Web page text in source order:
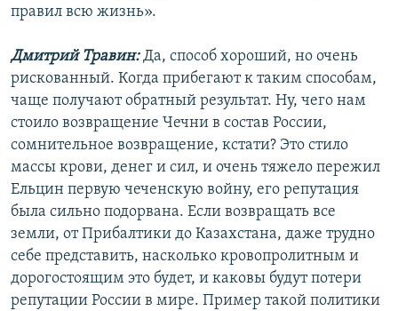
правил всю жизнь».
Дмитрий Травин:Да, способ хороший, но очень
рискованный. Когда прибегают к таким способам,
чаще получают обратный результат. Ну, чего нам
стоило возвращение Чечни в состав России,
сомнительное возвращение, кстати? Это стило
массы крови, денег и сил, и очень тяжело пережил
Ельцин первую чеченскую войну, его репутация
была сильно подорвана. Если возвращать все
земли, от Прибалтики до Казахстана, даже трудно
себе представить, насколько кровопролитным и
дорогостоящим это будет, и каковы будут потери
репутации России в мире. Пример такой политики